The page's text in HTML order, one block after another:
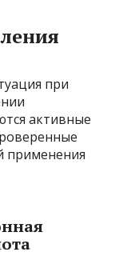
при
активные
применения